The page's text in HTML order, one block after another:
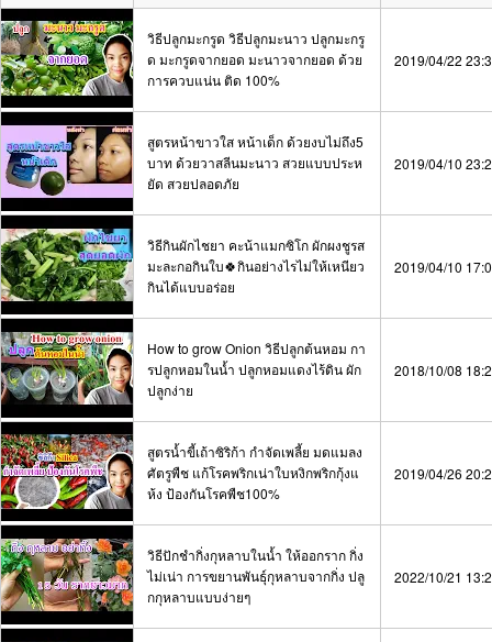
วิธีปลูกมะกรูด วิธีปลูกมะนาว ปลูกมะกรู
ด มะกรูดจากยอด มะนาวจากยอด ด้วย
การควบแน่น ติด 100%
2019/04/22
สูตรหน้าขาวใส หน้าเด็ก ด้วยงบไม่ถึง5
บาท ด้วยวาสลีนมะนาว สวยแบบประห
ยัด สวยปลอดภัย
2019/04/10
วิธีกินผักไชยา คะน้าแมกซิโก ผักผงชูรส
มะละกอกินใบ🍀กินอย่างไรไม่ให้เหนียว
กินได้แบบอร่อย
2019/04/10
How to grow Onion วิธีปลูกต้นหอม กา
รปลูกหอมในน้ำ ปลูกหอมแดงไร้ดิน ผัก
ปลูกง่าย
2018/10/08
สูตรน้ำขี้เถ้าซิริก้า กำจัดเพลี้ย มดแมลง
ศัตรูพืช แก้โรคพริกเน่าใบหงิกพริกกุ้งแ
ห้ง ป้องกันโรคพืช100%
2019/04/26
วิธีปักชำกิ่งกุหลาบในน้ำ ให้ออกราก กิ่ง
ไม่เน่า การขยานพันธุ์กุหลาบจากกิ่ง ปลู
กกุหลาบแบบง่ายๆ
2022/10/21